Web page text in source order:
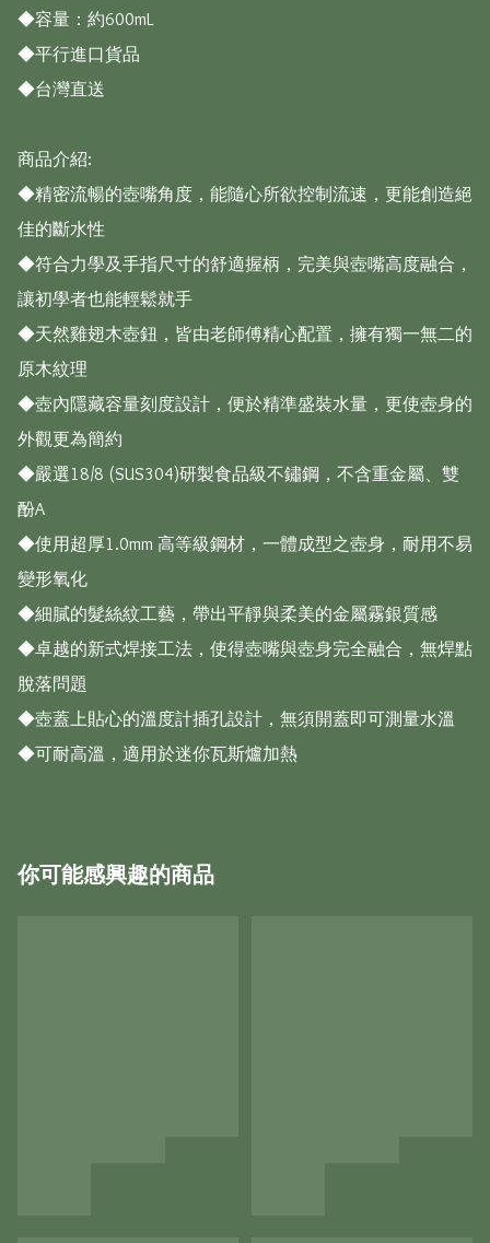
◆容量：約600mL
◆平行進口貨品
◆台灣直送
商品介紹:
◆精密流暢的壺嘴角度，能隨心所欲控制流速，更能創造絕
佳的斷水性
◆符合力學及手指尺寸的舒適握柄，完美與壺嘴高度融合，
讓初學者也能輕鬆就手
◆天然雞翅木壺鈕，皆由老師傅精心配置，擁有獨一無二的
原木紋理
◆壺內隱藏容量刻度設計，便於精準盛裝水量，更使壺身的
外觀更為簡約
◆嚴選18/8 (SUS304)研製食品級不鏽鋼，不含重金屬、雙
酚A
◆使用超厚1.0mm 高等級鋼材，一體成型之壺身，耐用不易
變形氧化
◆細膩的髮絲紋工藝，帶出平靜與柔美的金屬霧銀質感
◆卓越的新式焊接工法，使得壺嘴與壺身完全融合，無焊點
脫落問題
◆壺蓋上貼心的溫度計插孔設計，無須開蓋即可測量水溫
◆可耐高溫，適用於迷你瓦斯爐加熱
你可能感興趣的商品